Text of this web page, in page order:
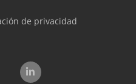
de privacidad